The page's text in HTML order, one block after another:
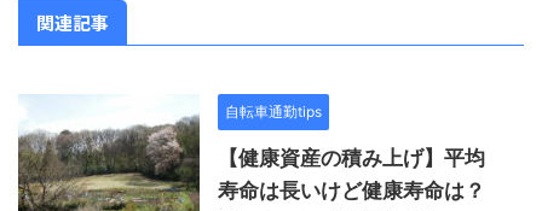
関連記事
自転車通勤tips
【健康資産の積み上げ】平均
寿命は長いけど健康寿命は？